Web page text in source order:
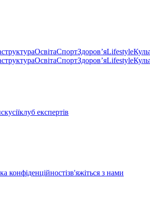
ОсвітаСпортЗдоровʼяLifestyle
ОсвітаСпортЗдоровʼяLifestyle
клуб експертів
конфіденційностізв'яжіться з нами